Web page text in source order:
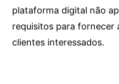
plataforma digital não
requisitos para fornecer
clientes interessados.